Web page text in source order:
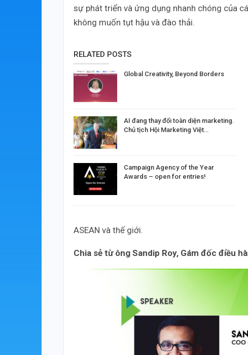
sự phát triển và ứng dụng nhanh chóng của
không muốn tụt hậu và đào thải.
RELATED POSTS
Global Creativity, Beyond Borders
AI đang thay đổi toàn diện marketing.
Chủ tịch Hội Marketing Việt…
Campaign Agency of the Year
Awards – open for entries!
ASEAN và thế giới.
Chia sẻ từ ông Sandip Roy, Gám đốc điều